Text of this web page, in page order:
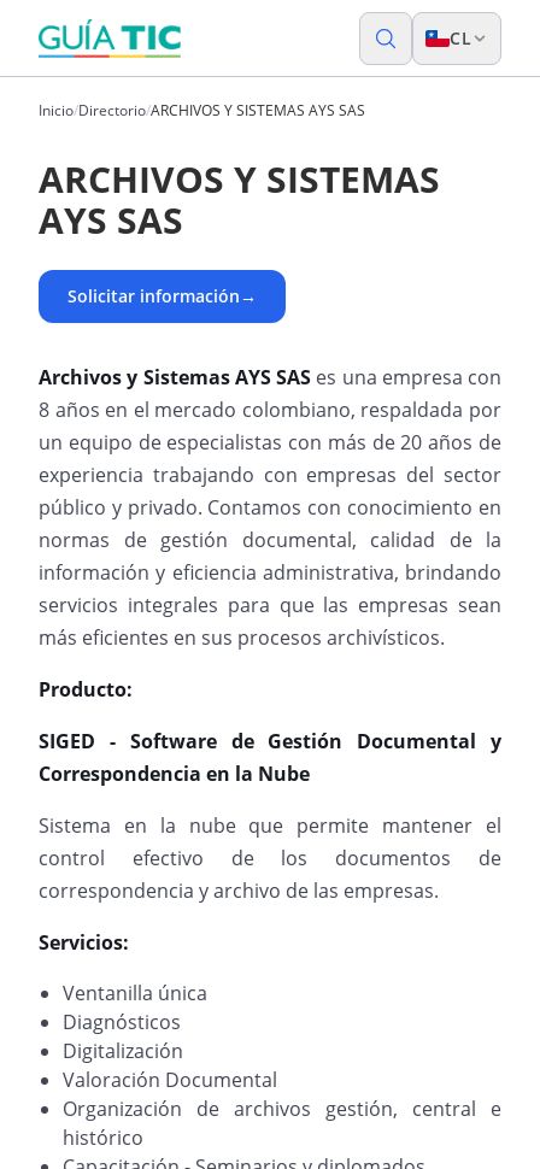
CL
Inicio/Directorio/ARCHIVOS Y SISTEMAS AYS SAS
ARCHIVOS Y SISTEMAS
AYS SAS
Solicitar información→
Archivos y Sistemas AYS SAS es una empresa con
8 años en el mercado colombiano, respaldada por
un equipo de especialistas con más de 20 años de
experiencia trabajando con empresas del sector
público y privado. Contamos con conocimiento en
normas de gestión documental, calidad de la
información y eficiencia administrativa, brindando
servicios integrales para que las empresas sean
más eficientes en sus procesos archivísticos.
Producto:
SIGED - Software de Gestión Documental y
Correspondencia en la Nube
Sistema en la nube que permite mantener el
control efectivo de los documentos de
correspondencia y archivo de las empresas.
Servicios:
Ventanilla única
Diagnósticos
Digitalización
Valoración Documental
Organización de archivos gestión, central e
histórico